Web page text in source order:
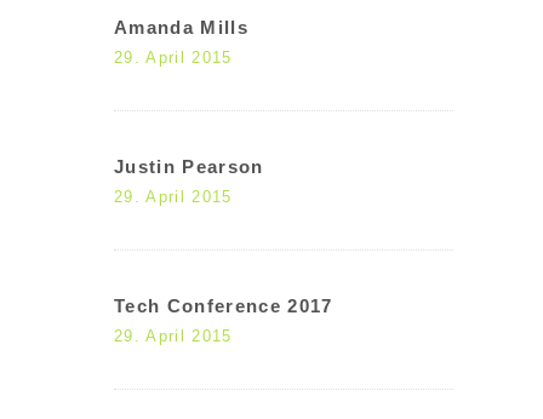
Amanda Mills
29. April 2015
Justin Pearson
29. April 2015
Tech Conference 2017
29. April 2015